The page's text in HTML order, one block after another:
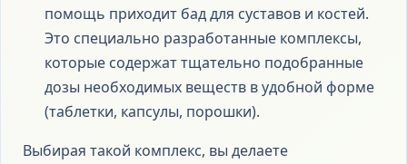
помощь приходит бад для суставов и костей.
Это специально разработанные комплексы,
которые содержат тщательно подобранные
дозы необходимых веществ в удобной форме
(таблетки, капсулы, порошки).
Выбирая такой комплекс, вы делаете